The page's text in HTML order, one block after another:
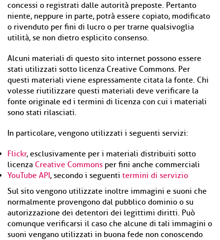
concessi o registrati dalle autorità preposte. Pertanto
niente, neppure in parte, potrà essere copiato, modificato
o rivenduto per fini di lucro o per trarne qualsivoglia
utilità, se non dietro esplicito consenso.
Alcuni materiali di questo sito internet possono essere
stati utilizzati sotto licenza Creative Commons. Per
questi materiali viene espressamente citata la fonte. Chi
volesse riutilizzare questi materiali deve verificare la
fonte originale ed i termini di licenza con cui i materiali
sono stati rilasciati.
In particolare, vengono utilizzati i seguenti servizi:
Flickr, esclusivamente per i materiali distribuiti sotto
licenza Creative Commons per fini anche commerciali
YouTube API, secondo i seguenti termini di servizio
Sul sito vengono utilizzate inoltre immagini e suoni che
normalmente provengono dal pubblico dominio o su
autorizzazione dei detentori dei legittimi diritti. Può
comunque verificarsi il caso che alcune di tali immagini o
suoni vengano utilizzati in buona fede non conoscendo